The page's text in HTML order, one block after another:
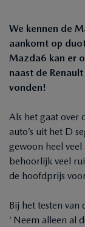
We kennen de
aankomt op
Mazda6 kan er
naast de
vonden!
Als het gaat over
auto’s uit het D
gewoon heel
behoorlijk veel
de hoofdprijs
Bij het testen van
‘ Neem alleen al